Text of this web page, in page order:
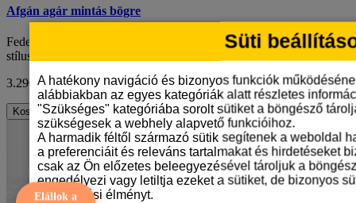
Afgán agár mintás bögre
Fedezd fel az új kedvenc reggeli társadat: a különleges rajzfilm
stílusú afgán agár mintás bögrét, a..
3.290 FtÁFA nélkül: 2.591 Ft
Kosárba
Elállok a
Süti
A hatékony navigáció és bizonyos funkciók
alábbiakban az egyes kategóriák alatt részletes
"Szükséges" kategóriába sorolt sütiket a böngésző
szükségesek a webhely alapvető funkcióihoz.
A harmadik féltől származó sütik segítenek a weboldal
a preferenciáit és releváns tartalmakat és hirdetéseket
csak az Ön előzetes beleegyezésével tároljuk a
engedélyezi vagy letiltja ezeket a sütiket, de bizonyos
böngészési élményt.